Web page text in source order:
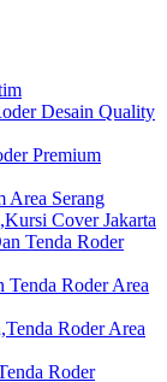
Desain Quality
Premium
Area Serang
Cover Jakarta
Tenda Roder
Roder Area
Roder Area
Roder